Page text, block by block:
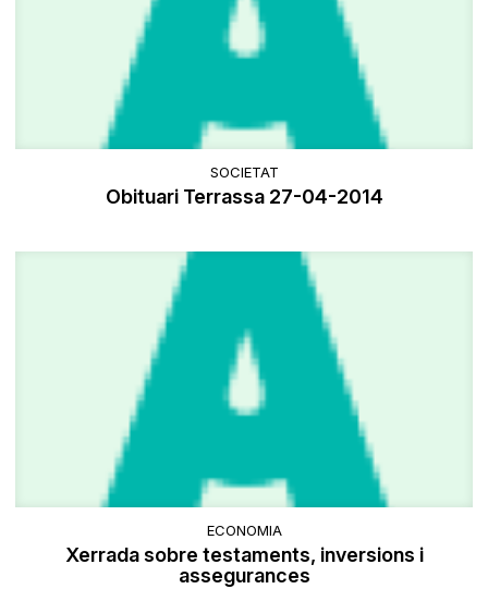
SOCIETAT
Obituari Terrassa 27-04-2014
ECONOMIA
Xerrada sobre testaments, inversions i
assegurances